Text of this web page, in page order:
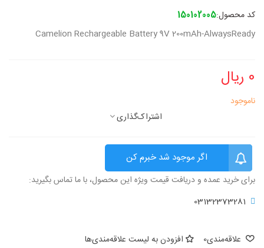
کد محصول:150102005
Camelion Rechargeable Battery 9V 200mAh-AlwaysReady
0 ریال
ناموجود
اشتراک‌گذاری
اگر موجود شد خبرم کن
برای خرید عمده و دریافت قیمت ویژه این محصول، با ما تماس بگیرید:
03132373281
علاقه‌مندی0
افزودن به لیست علاقه‌مندی‌ها